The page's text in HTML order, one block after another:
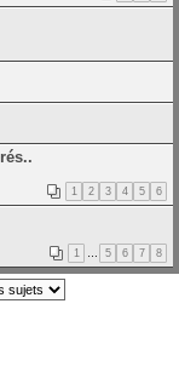
1 2 3 4 5 6
1 5 6 7 8